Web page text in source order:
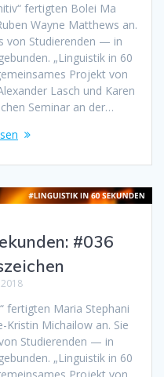
fertigten Bolei Ma
Wayne Matthews an.
von Studierenden — in
„Linguistik in 60
Projekt von
Lasch und Karen
Seminar an der…
#036
fertigten Maria Stephani
Kristin Michailow an. Sie
Studierenden — in
„Linguistik in 60